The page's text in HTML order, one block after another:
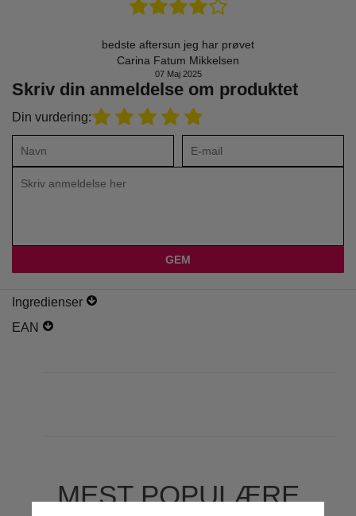
Skriv din anmeldelse om produktet
Din vurdering:
bedste aftersun jeg har prøvet
Carina Fatum Mikkelsen
07 Maj 2025
Ingredienser
EAN
MEST POPULÆRE